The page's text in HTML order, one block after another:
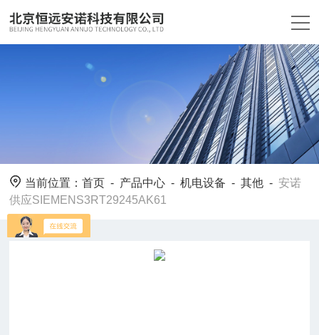
当前位置：首页 - 产品中心 -机电设备 -其他 -安诺
供应SIEMENS3RT29245AK61